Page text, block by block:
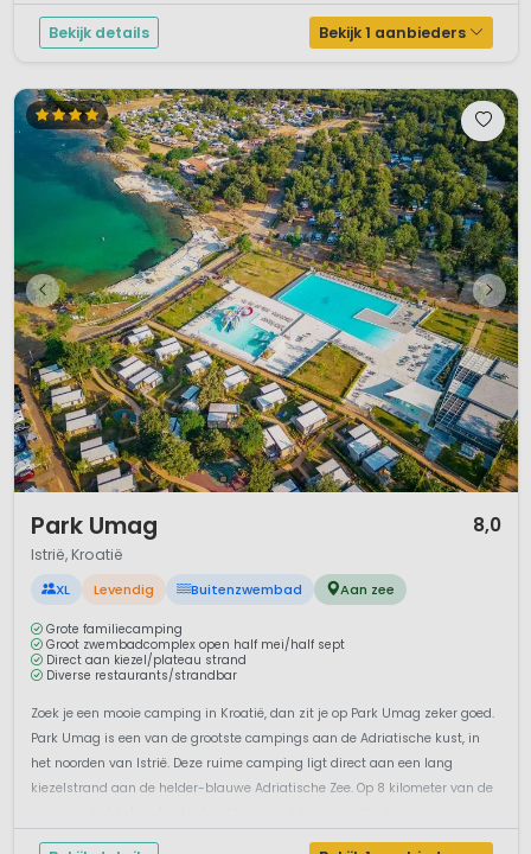
Bekijk details Bekijk 1 aanbieders
Park Umag 8,0
Istrië, Kroatië
XL Levendig Buitenzwembad Aan zee
Grote familiecamping
Groot zwembadcomplex open half mei/half sept
Direct aan kiezel/plateau strand
Diverse restaurants/strandbar
Zoek je een mooie camping in Kroatië, dan zit je op Park Umag zeker goed.
Park Umag is een van de grootste campings aan de Adriatische kust, in
het noorden van Istrië. Deze ruime camping ligt direct aan een lang
kiezelstrand aan de helder-blauwe Adriatische Zee. Op 8 kilometer van de